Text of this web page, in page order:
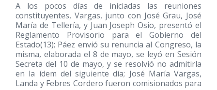
A los pocos días de iniciadas las reuniones
constituyentes, Vargas, junto con José Grau, José
María de Tellería, y Juan Joseph Osio, presentó el
Reglamento Provisorio para el Gobierno del
Estado(13); Páez envió su renuncia al Congreso, la
misma, elaborada el 8 de mayo, se leyó en Sesión
Secreta del 10 de mayo, y se resolvió no admitirla
en la ídem del siguiente día; José María Vargas,
Landa y Febres Cordero fueron comisionados para